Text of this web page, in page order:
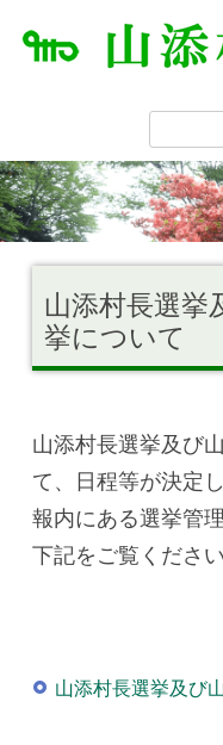
山添村長選挙
挙について
山添村長選挙及び
て、日程等が決定
報内にある選挙管
下記をご覧ください
山添村長選挙及び